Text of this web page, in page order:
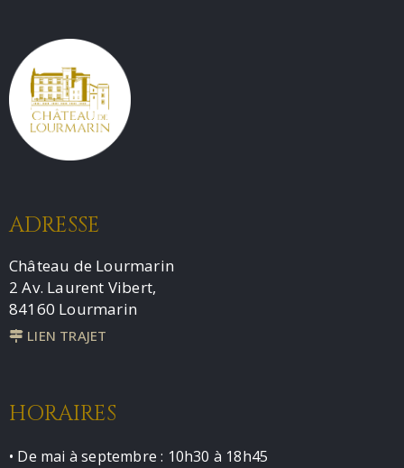
ADRESSE
Château de Lourmarin
2 Av. Laurent Vibert,
84160 Lourmarin
LIEN TRAJET
HORAIRES
• De mai à septembre : 10h30 à 18h45